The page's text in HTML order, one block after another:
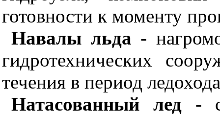
готовности к моменту
Навалы льда -
гидротехнических
течения в период
Натасованный лед -